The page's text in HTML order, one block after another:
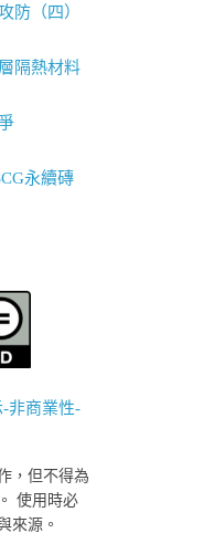
防（四）
隔熱材料
永續磚
非商業性-
，但不得為
使用時必
來源。